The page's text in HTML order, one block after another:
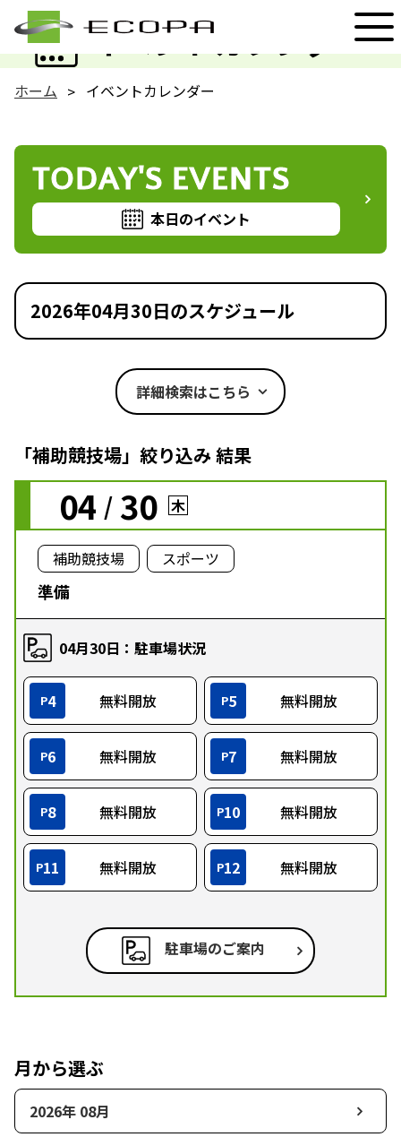
イベントカレンダー
EVENT
ホーム イベントカレンダー
TODAY'S EVENTS
本日のイベント
2026年04月30日のスケジュール
詳細検索はこちら
「補助競技場」絞り込み 結果
04 / 30 木
補助競技場 スポーツ
準備
04月30日：駐車場状況
P4 無料開放 P5 無料開放
P6 無料開放 P7 無料開放
P8 無料開放 P10 無料開放
P11 無料開放 P12 無料開放
駐車場のご案内
月から選ぶ
2026年 08月